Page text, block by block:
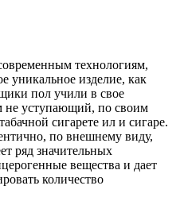
технологиям,
уникальное изделие, как
пол учили в свое
не уступающий, по своим
сигарете ил и сигаре.
по внешнему виду,
ряд значительных
вещества и дает
количество